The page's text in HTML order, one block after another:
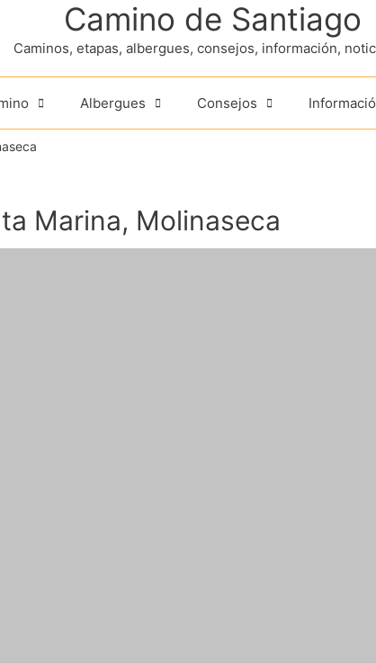
Camino de Santiago
Caminos, etapas, albergues, consejos, información,
Albergues Consejos
Marina, Molinaseca